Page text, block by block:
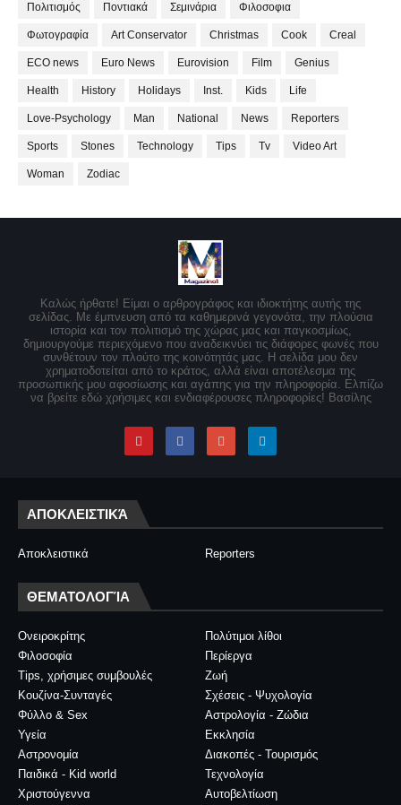
Πολιτισμός Ποντιακά Σεμινάρια Φιλοσοφια
Φωτογραφία Art Conservator Christmas Cook Creal
ECO news Euro News Eurovision Film Genius
Health History Holidays Inst. Kids Life
Love-Psychology Man National News Reporters
Sports Stones Technology Tips Tv Video Art
Woman Zodiac
Καλώς ήρθατε! Είμαι ο αρθρογράφος και ιδιοκτήτης αυτής της
σελίδας. Με έμπνευση από τα καθημερινά γεγονότα, την πλούσια
ιστορία και τον πολιτισμό της χώρας μας και παγκοσμίως,
δημιουργούμε περιεχόμενο που αναδεικνύει τις διάφορες φωνές που
συνθέτουν τον πλούτο της κοινότητάς μας. Η σελίδα μου δεν
χρηματοδοτείται από το κράτος, αλλά είναι αποτέλεσμα της
προσωπικής μου αφοσίωσης και αγάπης για την πληροφορία. Ελπίζω
να βρείτε εδώ χρήσιμες και ενδιαφέρουσες πληροφορίες! Βασίλης
ΑΠΟΚΛΕΙΣΤΙΚΆ
Αποκλειστικά Reporters
ΘΕΜΑΤΟΛΟΓΊΑ
Ονειροκρίτης
Πολύτιμοι λίθοι
Φιλοσοφία
Περίεργα
Tips, χρήσιμες συμβουλές
Ζωή
Κουζίνα-Συνταγές
Σχέσεις - Ψυχολογία
Φύλλο & Sex
Αστρολογία - Ζώδια
Υγεία
Εκκλησία
Αστρονομία
Διακοπές - Τουρισμός
Παιδικά - Kid world
Τεχνολογία
Χριστούγεννα
Αυτοβελτίωση